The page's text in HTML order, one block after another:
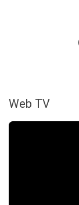
Web TV